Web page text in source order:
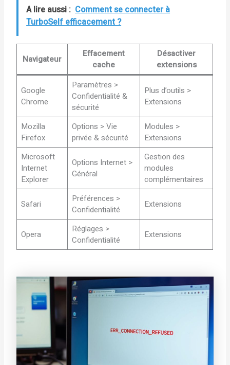
A lire aussi : Comment se connecter à
TurboSelf efficacement ?
Navigateur
Effacement
cache
Désactiver
extensions
Google
Chrome
Paramètres >
Confidentialité &
sécurité
Plus d’outils >
Extensions
Mozilla
Firefox
Options > Vie
privée & sécurité
Modules >
Extensions
Microsoft
Internet
Explorer
Options Internet >
Général
Gestion des
modules
complémentaires
Safari
Préférences >
Confidentialité
Extensions
Opera
Réglages >
Confidentialité
Extensions